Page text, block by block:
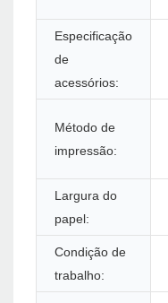
Especificação
de
acessórios:
Método de
impressão:
Largura do
papel:
Condição de
trabalho: